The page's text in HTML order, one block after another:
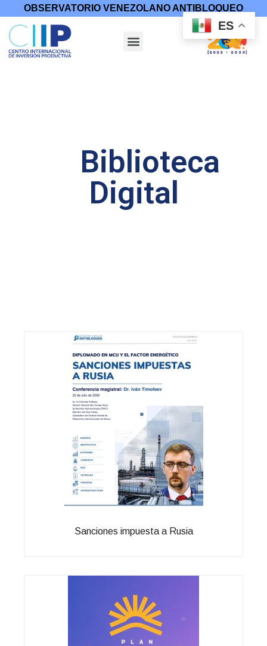
OBSERVATORIO VENEZOLANO ANTIBLOQUEO
Biblioteca
Digital
Sanciones impuesta a Rusia
ES